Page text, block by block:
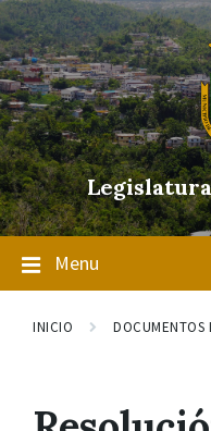
Skip
to
content
Skip
to
main
navigation
Skip
to
footer
Menu
INICIO DOCUMENTOS